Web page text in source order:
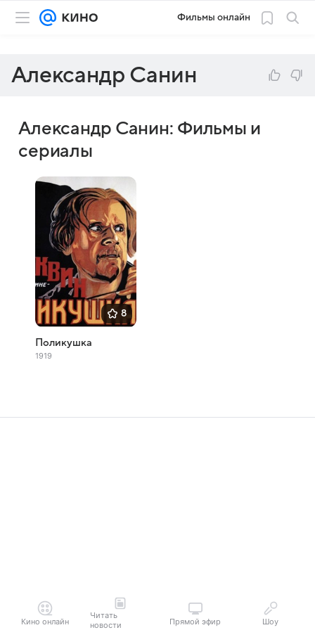
Фильмы онлайн
Александр Санин
Александр Санин: Фильмы и
сериалы
8
Поликушка
1919
Кино онлайн
Читать
новости
Прямой эфир Шоу